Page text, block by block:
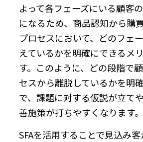
よって各フェーズにいる顧客
になるため、商品認知から購
プロセスにおいて、どのフェ
えているかを明確にできるメ
す。このように、どの段階で
セスから離脱しているかを明
で、課題に対する仮説が立て
善施策が打ちやすくなります。
SFAを活用することで見込み客